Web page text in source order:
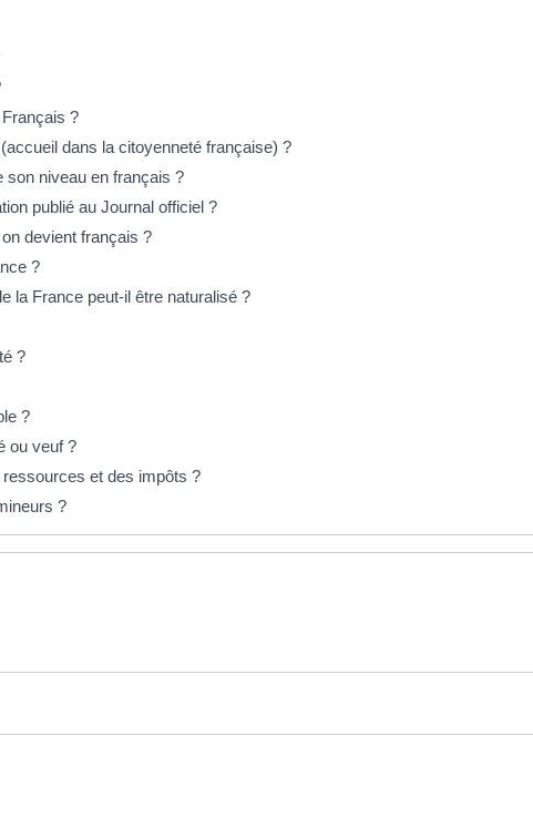
?
dans la citoyenneté française) ?
son niveau en français ?
publié au Journal officiel ?
devient français ?
?
la France peut-il être naturalisé ?
?
?
ou veuf ?
et des impôts ?
?